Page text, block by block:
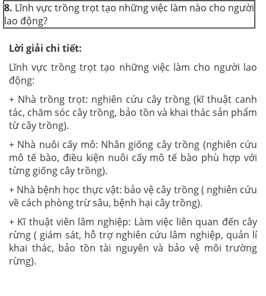
8. Lĩnh vực trồng trọt tạo những việc làm nào cho người
lao động?
Lời giải chi tiết:
Lĩnh vực trồng trọt tạo những việc làm cho người lao
động:
+ Nhà trồng trọt: nghiên cứu cây trồng (kĩ thuật canh
tác, chăm sóc cây trồng, bảo tồn và khai thác sản phẩm
từ cây trồng).
+ Nhà nuôi cấy mô: Nhân giống cây trồng (nghiên cứu
mô tế bào, điều kiện nuôi cấy mô tế bào phù hợp với
từng giống cây trồng).
+ Nhà bệnh học thực vật: bảo vệ cây trồng ( nghiên cứu
về cách phòng trừ sâu, bệnh hại cây trồng).
+ Kĩ thuật viên lâm nghiệp: Làm việc liên quan đến cây
rừng ( giám sát, hỗ trợ nghiên cứu lâm nghiệp, quản lí
khai thác, bảo tồn tài nguyên và bảo vệ môi trường
rừng).